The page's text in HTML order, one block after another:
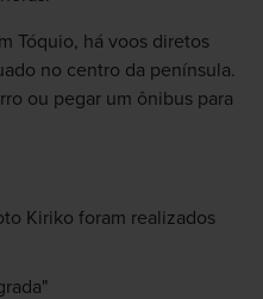
Tóquio, há voos diretos
no centro da península.
ou pegar um ônibus para
Kiriko foram realizados